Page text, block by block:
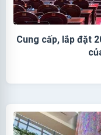
Cung cấp, lắp đặt